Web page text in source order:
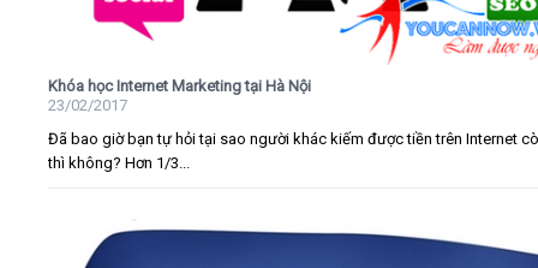
Khóa học Internet Marketing tại Hà Nội
23/02/2017
Đã bao giờ bạn tự hỏi tại sao người khác kiếm được tiền trên Internet
thì không? Hơn 1/3...